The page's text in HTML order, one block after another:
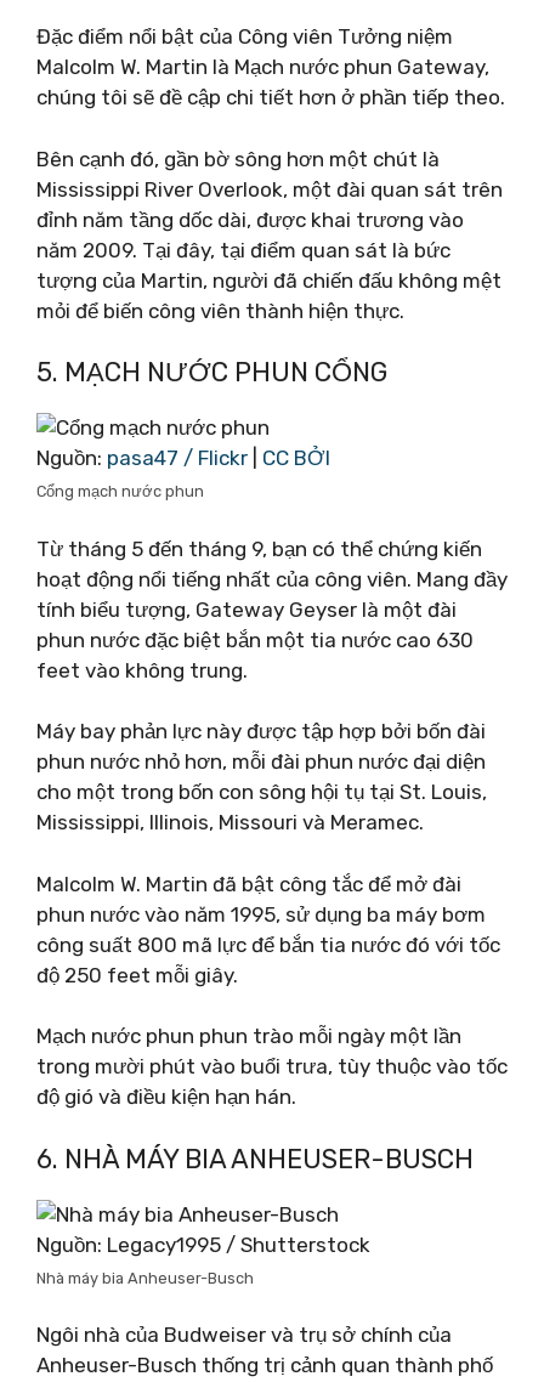
Đặc điểm nổi bật của Công viên Tưởng niệm
Malcolm W. Martin là Mạch nước phun Gateway,
chúng tôi sẽ đề cập chi tiết hơn ở phần tiếp theo.
Bên cạnh đó, gần bờ sông hơn một chút là
Mississippi River Overlook, một đài quan sát trên
đỉnh năm tầng dốc dài, được khai trương vào
năm 2009. Tại đây, tại điểm quan sát là bức
tượng của Martin, người đã chiến đấu không mệt
mỏi để biến công viên thành hiện thực.
5. MẠCH NƯỚC PHUN CỔNG
Nguồn: pasa47 / Flickr CC BỞI
Cổng mạch nước phun
Từ tháng 5 đến tháng 9, bạn có thể chứng kiến ​​
hoạt động nổi tiếng nhất của công viên. Mang đầy
tính biểu tượng, Gateway Geyser là một đài
phun nước đặc biệt bắn một tia nước cao 630
feet vào không trung.
Máy bay phản lực này được tập hợp bởi bốn đài
phun nước nhỏ hơn, mỗi đài phun nước đại diện
cho một trong bốn con sông hội tụ tại St. Louis,
Mississippi, Illinois, Missouri và Meramec.
Malcolm W. Martin đã bật công tắc để mở đài
phun nước vào năm 1995, sử dụng ba máy bơm
công suất 800 mã lực để bắn tia nước đó với tốc
độ 250 feet mỗi giây.
Mạch nước phun phun trào mỗi ngày một lần
trong mười phút vào buổi trưa, tùy thuộc vào tốc
độ gió và điều kiện hạn hán.
6. NHÀ MÁY BIA ANHEUSER-BUSCH
Nguồn: Legacy1995 / Shutterstock
Nhà máy bia Anheuser-Busch
Ngôi nhà của Budweiser và trụ sở chính của
Anheuser-Busch thống trị cảnh quan thành phố